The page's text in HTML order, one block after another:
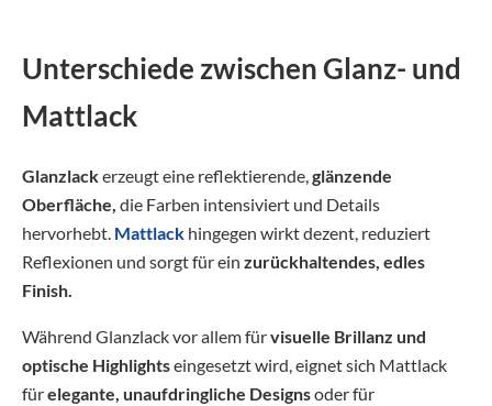
Unterschiede zwischen Glanz- und
Mattlack
Glanzlackerzeugt eine reflektierende, glänzende
Oberfläche, die Farben intensiviert und Details
hervorhebt. Mattlack hingegen wirkt dezent, reduziert
Reflexionen und sorgt für ein zurückhaltendes, edles
Finish.
Während Glanzlack vor allem fürvisuelle Brillanz und
optische Highlightseingesetzt wird, eignet sich Mattlack
fürelegante, unaufdringliche Designsoder für